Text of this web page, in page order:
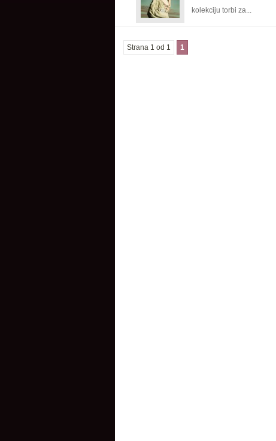
kolekciju torbi za...
Strana 1 od 1 1